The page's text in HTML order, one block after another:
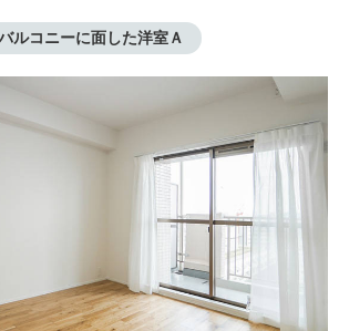
ルコニーに面した洋室Ａ